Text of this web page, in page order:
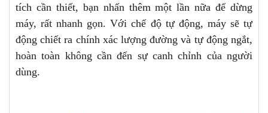
tích cần thiết, bạn nhấn thêm một lần nữa để dừng
máy, rất nhanh gọn. Với chế độ tự động, máy sẽ tự
động chiết ra chính xác lượng đường và tự động ngắt,
hoàn toàn không cần đến sự canh chỉnh của người
dùng.